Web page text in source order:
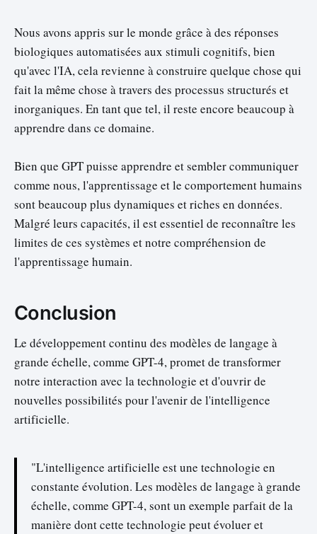
Nous avons appris sur le monde grâce à des réponses
biologiques automatisées aux stimuli cognitifs, bien
qu'avec l'IA, cela revienne à construire quelque chose qui
fait la même chose à travers des processus structurés et
inorganiques. En tant que tel, il reste encore beaucoup à
apprendre dans ce domaine.
Bien que GPT puisse apprendre et sembler communiquer
comme nous, l'apprentissage et le comportement humains
sont beaucoup plus dynamiques et riches en données.
Malgré leurs capacités, il est essentiel de reconnaître les
limites de ces systèmes et notre compréhension de
l'apprentissage humain.
Conclusion
Le développement continu des modèles de langage à
grande échelle, comme GPT-4, promet de transformer
notre interaction avec la technologie et d'ouvrir de
nouvelles possibilités pour l'avenir de l'intelligence
artificielle.
"L'intelligence artificielle est une technologie en
constante évolution. Les modèles de langage à grande
échelle, comme GPT-4, sont un exemple parfait de la
manière dont cette technologie peut évoluer et